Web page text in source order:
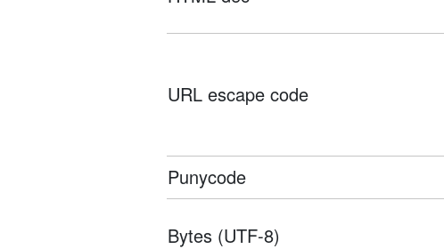
URL escape code
Punycode
Bytes (UTF-8)